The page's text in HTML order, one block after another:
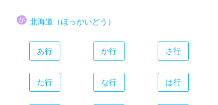
鹿児島県
沖縄県
北海道（ほっかいどう）
あ行 か行 さ行
た行 な行 は行